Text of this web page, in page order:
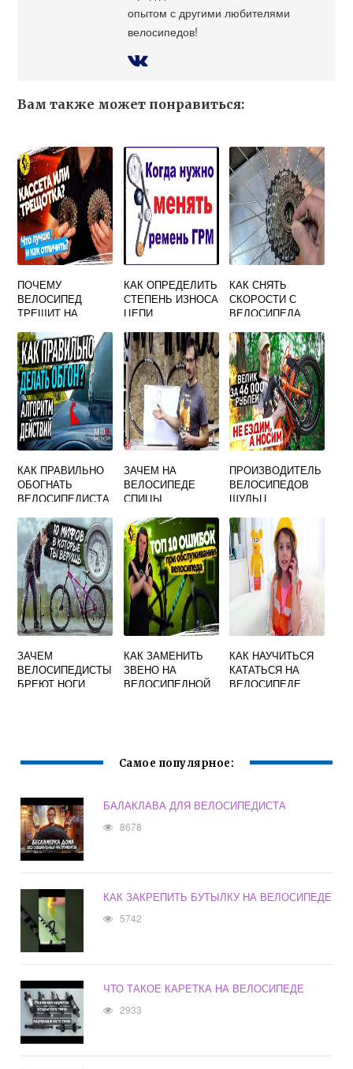
опытом с другими любителями
велосипедов!
Вам также может понравиться:
ПОЧЕМУ
ВЕЛОСИПЕД
ТРЕЩИТ НА
КАК ОПРЕДЕЛИТЬ
СТЕПЕНЬ ИЗНОСА
ЦЕПИ
КАК СНЯТЬ
СКОРОСТИ С
ВЕЛОСИПЕДА
КАК ПРАВИЛЬНО
ОБОГНАТЬ
ВЕЛОСИПЕДИСТА
ЗАЧЕМ НА
ВЕЛОСИПЕДЕ
СПИЦЫ
ПРОИЗВОДИТЕЛЬ
ВЕЛОСИПЕДОВ
ШУЛЬЦ
ЗАЧЕМ
ВЕЛОСИПЕДИСТЫ
БРЕЮТ НОГИ
КАК ЗАМЕНИТЬ
ЗВЕНО НА
ВЕЛОСИПЕДНОЙ
КАК НАУЧИТЬСЯ
КАТАТЬСЯ НА
ВЕЛОСИПЕДЕ
Самое популярное:
БАЛАКЛАВА ДЛЯ ВЕЛОСИПЕДИСТА
8678
КАК ЗАКРЕПИТЬ БУТЫЛКУ НА ВЕЛОСИПЕДЕ
5742
ЧТО ТАКОЕ КАРЕТКА НА ВЕЛОСИПЕДЕ
2933